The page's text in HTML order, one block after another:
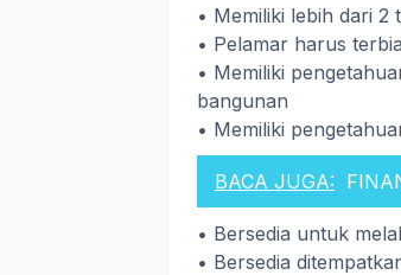
• Memiliki lebih dari 2
• Pelamar harus
• Memiliki
bangunan
• Memiliki
BACA JUGA:
• Bersedia untuk
• Bersedia